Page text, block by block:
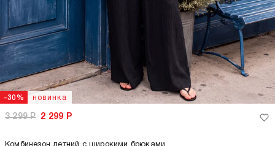
-30% новинка
3 299Р 2 299 Р